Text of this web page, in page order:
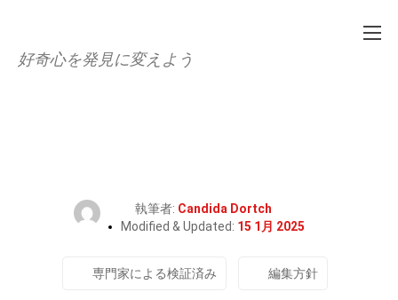
好奇心を発見に変えよう
執筆者: Candida Dortch
Modified & Updated: 15 1月 2025
専門家による検証済み 編集方針